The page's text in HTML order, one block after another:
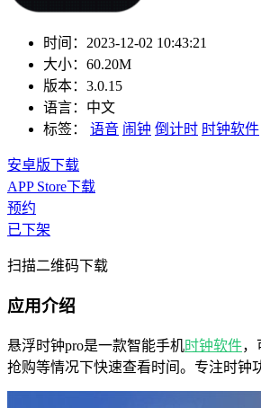
时间： 2023-12-02 10:43:21
大小： 60.20M
版本： 3.0.15
语言： 中文
标签：
语音 闹钟 倒计时 时钟软件
安卓版下载
APP Store下载
预约
已下架
扫描二维码下载
应用介绍
悬浮时钟pro是一款智能手机时钟软件，
抢购等情况下快速查看时间。专注时钟